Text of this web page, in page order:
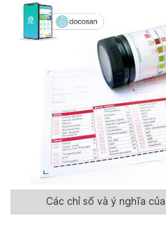
Các chỉ số và ý nghĩa